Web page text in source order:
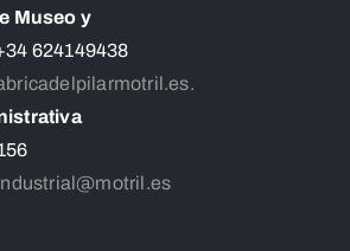
Museo y
624149438